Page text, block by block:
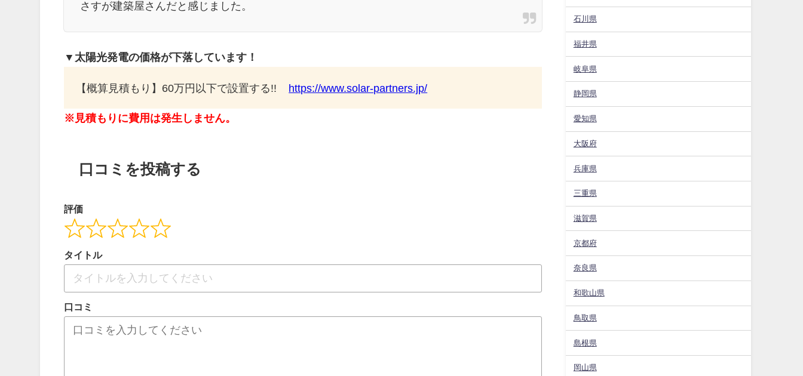
さすが建築屋さんだと感じました。
▼太陽光発電の価格が下落しています！
【概算見積もり】60万円以下で設置する!! https://www.solar-partners.jp/
※見積もりに費用は発生しません。
口コミを投稿する
評価
タイトル
口コミ
石川県
福井県
岐阜県
静岡県
愛知県
大阪府
兵庫県
三重県
滋賀県
京都府
奈良県
和歌山県
鳥取県
島根県
岡山県